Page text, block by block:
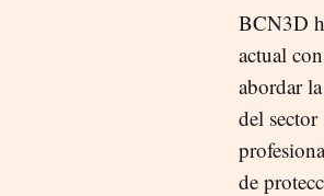
BCN3D
actual
abordar
del
de